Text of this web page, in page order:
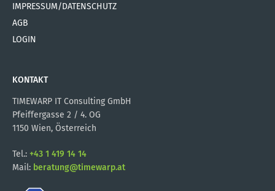
IMPRESSUM/DATENSCHUTZ
AGB
LOGIN
KONTAKT
TIMEWARP IT Consulting GmbH
Pfeiffergasse 2 / 4. OG
1150 Wien, Österreich
Tel.: +43 1 419 14 14
Mail: beratung@timewarp.at